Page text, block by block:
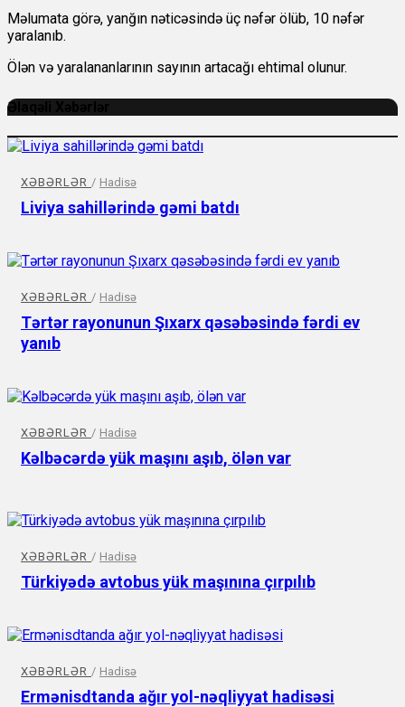
Məlumata görə, yanğın nəticəsində üç nəfər ölüb, 10 nəfər
yaralanıb.
Ölən və yaralananlarının sayının artacağı ehtimal olunur.
Əlaqəli Xəbərlər
XƏBƏRLƏR / Hadisə
Liviya sahillərində gəmi batdı
XƏBƏRLƏR / Hadisə
Tərtər rayonunun Şıxarx qəsəbəsində fərdi ev
yanıb
XƏBƏRLƏR / Hadisə
Kəlbəcərdə yük maşını aşıb, ölən var
XƏBƏRLƏR / Hadisə
Türkiyədə avtobus yük maşınına çırpılıb
XƏBƏRLƏR / Hadisə
Ermənisdtanda ağır yol-nəqliyyat hadisəsi